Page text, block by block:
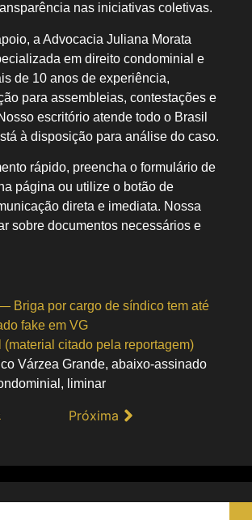
nas iniciativas coletivas.
a Advocacia Juliana Morata
em direito condominial e
de 10 anos de experiência,
para assembleias, contestações e
escritório atende todo o Brasil
à disposição para análise do caso.
rápido, preencha o formulário de
página ou utilize o botão de
direta e imediata. Nossa
sobre documentos necessários e
Briga por cargo de síndico tem até
fake em VG
(material citado pela reportagem)
Várzea Grande, abaixo-assinado
liminar
Próxima